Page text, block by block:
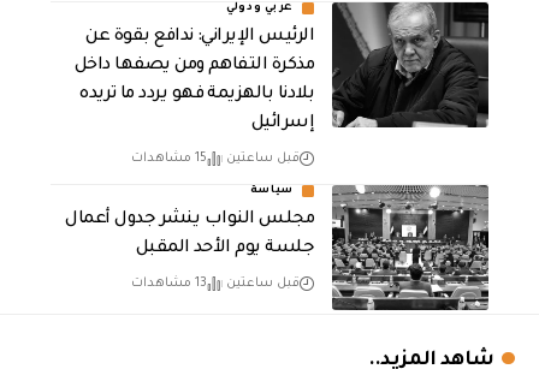
عربي ودولي
الرئيس الإيراني: ندافع بقوة عن
مذكرة التفاهم ومن يصفها داخل
بلادنا بالهزيمة فهو يردد ما تريده
إسرائيل
قبل ساعتين 15 مشاهدات
سياسة
مجلس النواب ينشر جدول أعمال
جلسة يوم الأحد المقبل
قبل ساعتين 13 مشاهدات
شاهد المزيد..